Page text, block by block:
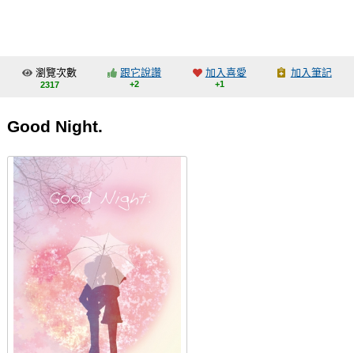
交流中心
會員中心
註冊會員
登入
瀏覽次數
2317
跟它說讚
+2
加入喜愛
+1
加入筆記
Good Night.